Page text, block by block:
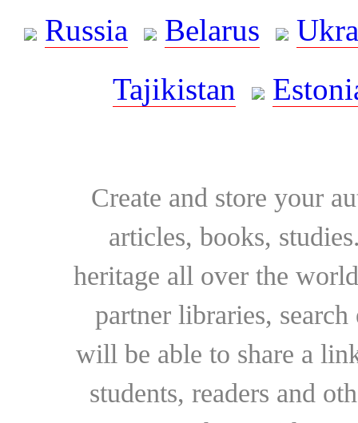
Russia
Belarus
Tajikistan
Create and store your
articles, books,
heritage all over the
partner libraries,
will be able to share a
students, readers and